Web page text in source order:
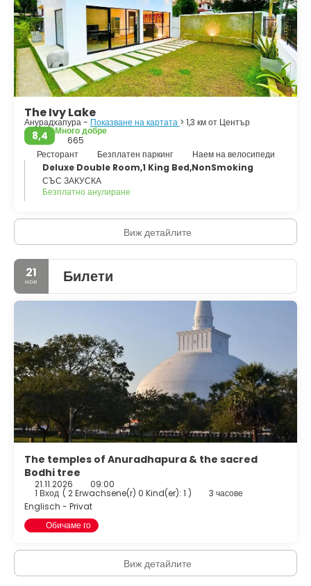
караме велосипед и в които се откроява присъствието на
така наречените Осем големи места за почитание, особено
впечатляващата бяла ступа на Мирисавети, икона на този
град, която всеки ден привлича хиляди поклонници.
The Ivy Lake
Анурадхапура - Показване на картата > 1,3 км от Център
8,4
Много добре
665
Ресторант
Безплатен паркинг
Наем на велосипеди
Deluxe Double Room,1 King Bed,NonSmoking
СЪС ЗАКУСКА
Безплатно анулиране
Виж детайлите
21
ное Билети
The temples of Anuradhapura & the sacred
Bodhi tree
21.11.2026 09:00
1 Вход ( 2 Erwachsene(r) 0 Kind(er): 1 )
3 часове
Englisch - Privat
Обичаме го
Виж детайлите